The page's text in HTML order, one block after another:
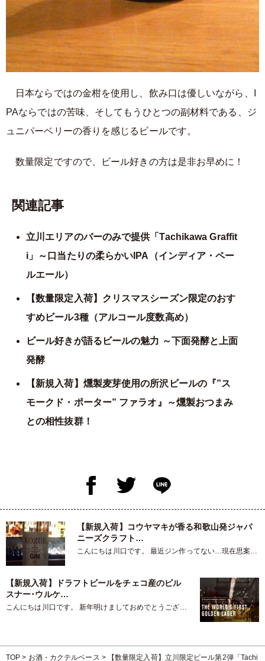
日本ならではの金柑を使用し、飲み口は優しいながら、I
PAならではの苦味、そしてもうひとつの副材料である、ジ
ュニパーベリーの香りを感じるビールです。
数量限定ですので、ビール好きの方は是非お早めに！
関連記事
立川エリアのバーのみで提供「Tachikawa Graffit
i」～口当たりの柔らかいIPA（インディア・ペー
ルエール）
【数量限定入荷】クリスマスシーズン限定のおす
すめビール3種（アルコール度数高め）
ビール好きが語るビールの魅力 ～下面発酵と上面
発酵
【新規入荷】燻製麦芽使用の所沢ビールの『”ス
モークド・ポーター” ファラオ』～燻製おつまみ
との相性抜群！
【新規入荷】コウヤマキが香る和歌山発ジャパ
ニーズクラフト…
こんにちは川口です。 最近ジン作ってない…現在思案中
【新規入荷】ドラフトビールをチェコ産のピル
スナー･ウルケ…
こんにちは川口です。 新年明けましておめでとうござい
TOP > お酒・カクテルベース > 【数量限定入荷】立川限定ビール第2弾「Tachi